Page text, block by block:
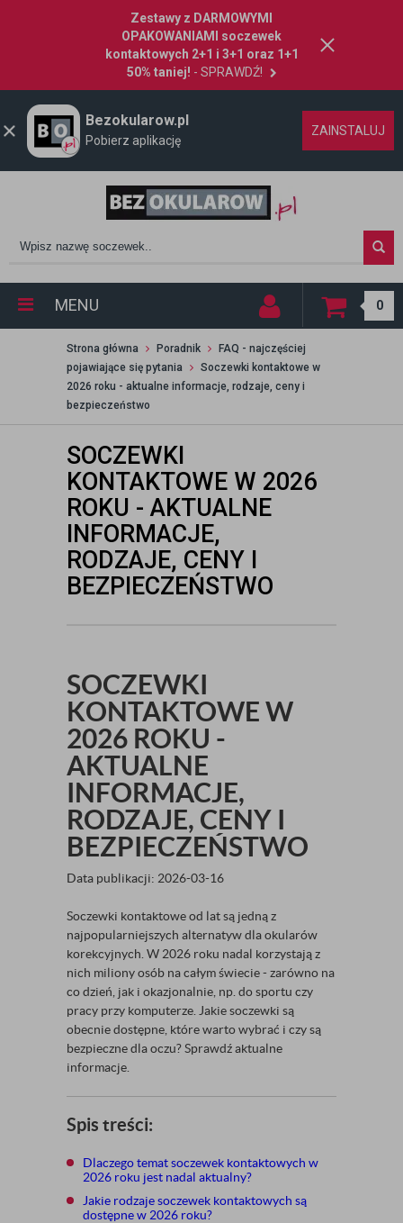
Zestawy z DARMOWYMI
OPAKOWANIAMI soczewek
kontaktowych 2+1 i 3+1 oraz 1+1
50% taniej! - SPRAWDŹ!
Bezokularow.pl
Pobierz aplikację
ZAINSTALUJ
MENU 0
Strona główna Poradnik
FAQ - najczęściej
pojawiające się pytania
Soczewki kontaktowe w
2026 roku - aktualne informacje, rodzaje, ceny i
bezpieczeństwo
SOCZEWKI
KONTAKTOWE W 2026
ROKU - AKTUALNE
INFORMACJE,
RODZAJE, CENY I
BEZPIECZEŃSTWO
SOCZEWKI
KONTAKTOWE W
2026 ROKU -
AKTUALNE
INFORMACJE,
RODZAJE, CENY I
BEZPIECZEŃSTWO
Data publikacji: 2026-03-16
Soczewki kontaktowe od lat są jedną z
najpopularniejszych alternatyw dla okularów
korekcyjnych. W 2026 roku nadal korzystają z
nich miliony osób na całym świecie - zarówno na
co dzień, jak i okazjonalnie, np. do sportu czy
pracy przy komputerze. Jakie soczewki są
obecnie dostępne, które warto wybrać i czy są
bezpieczne dla oczu? Sprawdź aktualne
informacje.
Spis treści:
Dlaczego temat soczewek kontaktowych w
2026 roku jest nadal aktualny?
Jakie rodzaje soczewek kontaktowych są
dostępne w 2026 roku?